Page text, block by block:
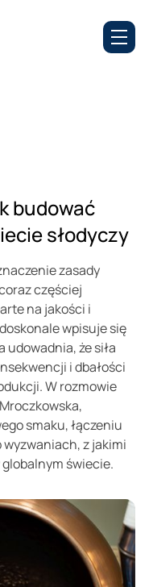
budować
słodyczy
zasady
częściej
na jakości i
wpisuje się
że siła
i dbałości
W rozmowie
smaku, łączeniu
z jakimi
świecie.